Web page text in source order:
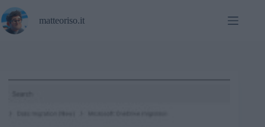
al
contenuto
matteoriso.it